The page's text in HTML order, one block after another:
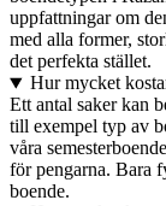
uppfattningar om
med alla former,
det perfekta stället.
Hur mycket
Ett antal saker kan
till exempel typ av
våra
för pengarna. Bara
boende.